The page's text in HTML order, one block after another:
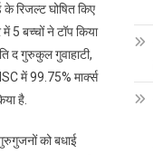
के रिजल्ट घोषित किए
5 बच्चों ने टॉप किया
द गुरुकुल गुवाहाटी,
में 99.75% मार्क्स
है.
गुरुगुजनों को बधाई